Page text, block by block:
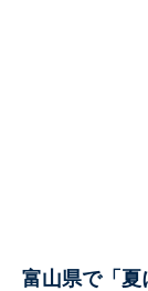
富山県で「夏